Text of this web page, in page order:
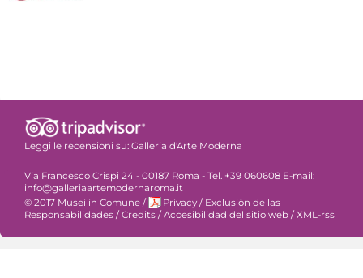
Leggi le recensioni su: Galleria d'Arte Moderna
Via Francesco Crispi 24 - 00187 Roma - Tel. +39 060608 E-mail:
info@galleriaartemodernaroma.it
© 2017 Musei in Comune / Privacy / Exclusiòn de las
Responsabilidades / Credits / Accesibilidad del sitio web / XML-rss